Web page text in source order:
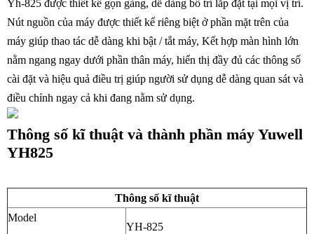
Yh-825 được thiết kế gọn gàng, dễ dàng bố trí lắp đặt tại mọi vị trí.
Nút nguồn của máy được thiết kế riêng biệt ở phần mặt trên của
máy giúp thao tác dễ dàng khi bật / tắt máy, Kết hợp màn hình lớn
nằm ngang ngay dưới phần thân máy, hiển thị đầy đủ các thông số
cài đặt và hiệu quả điều trị giúp người sử dụng dễ dàng quan sát và
điều chỉnh ngay cả khi đang nằm sử dụng.
Thông số kĩ thuật và thành phần máy Yuwell
YH825
Thông số kĩ thuật
Model
YH-825